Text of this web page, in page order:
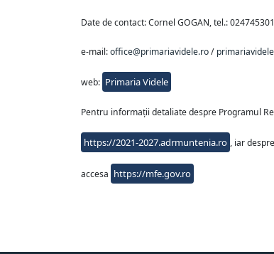
Date de contact: Cornel GOGAN, tel.:
e-mail:office@primariavidele.ro/
web: Primaria Videle
Pentru informații detaliate despre Programul
https://2021-2027.adrmuntenia.ro , iar
accesa https://mfe.gov.ro